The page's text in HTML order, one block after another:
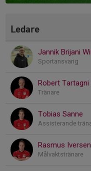
Ledare
Jannik Brijani
Sportansvarig
Robert Tartagni
Tränare
Tobias Sanne
Assisterande
Rasmus Iversen
Målvaktstränare